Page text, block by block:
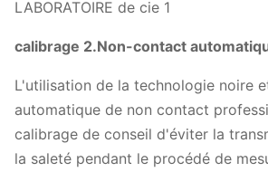
calibrage 2.Non-contact
L'utilisation de la technologie noire
automatique de non contact
calibrage de conseil d'éviter la
la saleté pendant le procédé de